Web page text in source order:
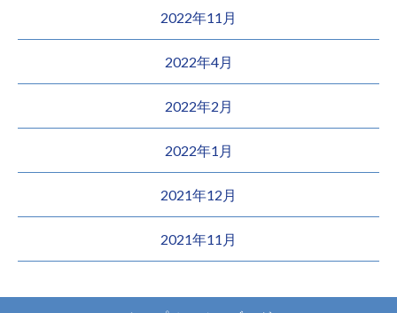
2022年11月
2022年4月
2022年2月
2022年1月
2021年12月
2021年11月